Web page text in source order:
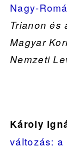
Nagy-
Trianon és
Magyar
Nemzeti
Károly
változás: